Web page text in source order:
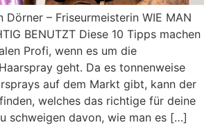
Dörner – Friseurmeisterin WIE MAN
BENUTZT Diese 10 Tipps machen
Profi, wenn es um die
geht. Da es tonnenweise
auf dem Markt gibt, kann der
welches das richtige für deine
schweigen davon, wie man es […]